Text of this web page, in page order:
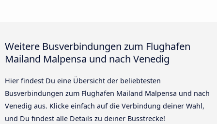
Weitere Busverbindungen zum Flughafen
Mailand Malpensa und nach Venedig
Hier findest Du eine Übersicht der beliebtesten
Busverbindungen zum Flughafen Mailand Malpensa und nach
Venedig aus. Klicke einfach auf die Verbindung deiner Wahl,
und Du findest alle Details zu deiner Busstrecke!